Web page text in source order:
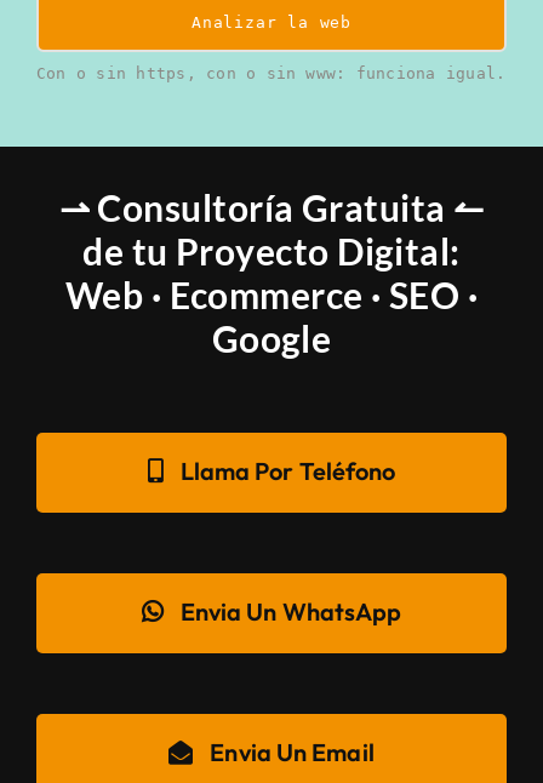
Analizar la web
Con o sin https, con o sin www: funciona igual.
⇀ Consultoría Gratuita ↼
de tu Proyecto Digital:
Web · Ecommerce · SEO ·
Google
Llama Por Teléfono
Envia Un WhatsApp
Envia Un Email